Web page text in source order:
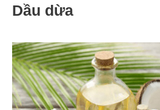
Dầu dừa